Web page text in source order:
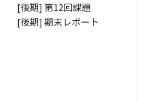
[後期] 第12回課題
[後期] 期末レポート